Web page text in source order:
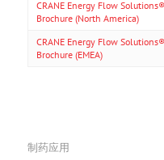
CRANE Energy Flow
Brochure (North America)
CRANE Energy Flow
Brochure (EMEA)
制药应用